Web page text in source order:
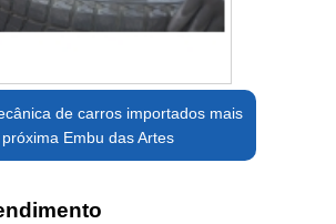
de carros importados mais
próxima Embu das Artes